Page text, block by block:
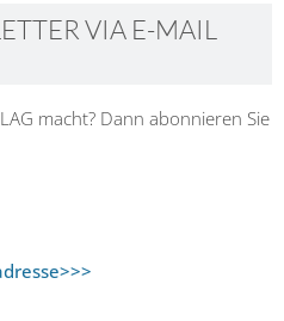
VIA E-MAIL
macht? Dann abonnieren Sie